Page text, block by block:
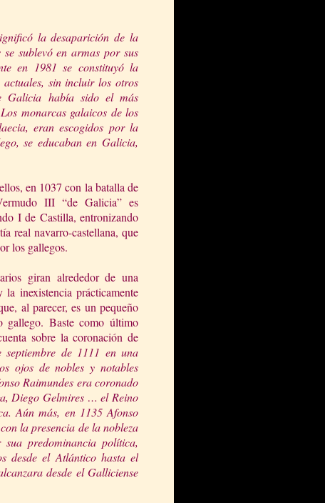
la desaparición de la
sublevó en armas por sus
en 1981 se constituyó la
sin incluir los otros
Galicia había sido el más
monarcas galaicos de los
eran escogidos por la
se educaban en Galicia,
en 1037 con la batalla de
III “de Galicia” es
I de Castilla, entronizando
real navarro-castellana, que
los gallegos.
giran alrededor de una
la inexistencia prácticamente
al parecer, es un pequeño
gallego. Baste como último
sobre la coronación de
de 1111 en una
ojos de nobles y notables
Raimundes era coronado
Diego Gelmires … el Reino
Aún más, en 1135 Afonso
la presencia de la nobleza
predominancia política,
desde el Atlántico hasta el
desde el Galliciense